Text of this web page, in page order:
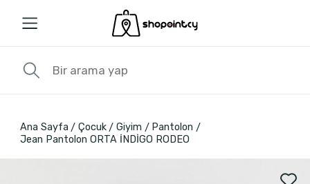
Ana Sayfa Çocuk Giyim
Pantolon
Jean Pantolon ORTA İNDİGO RODEO